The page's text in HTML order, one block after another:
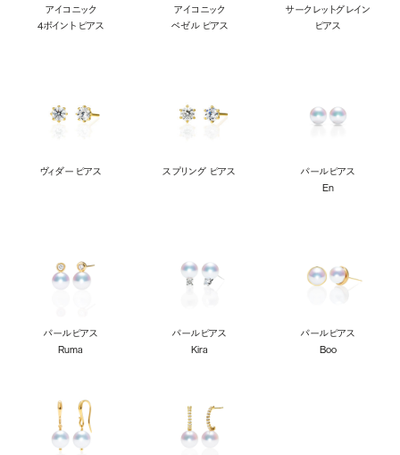
アイコニック
4ポイント ピアス
アイコニック
ベゼル ピアス
サークレットグレイン
ピアス
ヴィダー ピアス スプリング ピアス
パールピアス
En
パールピアス
Ruma
パールピアス
Kira
パールピアス
Boo